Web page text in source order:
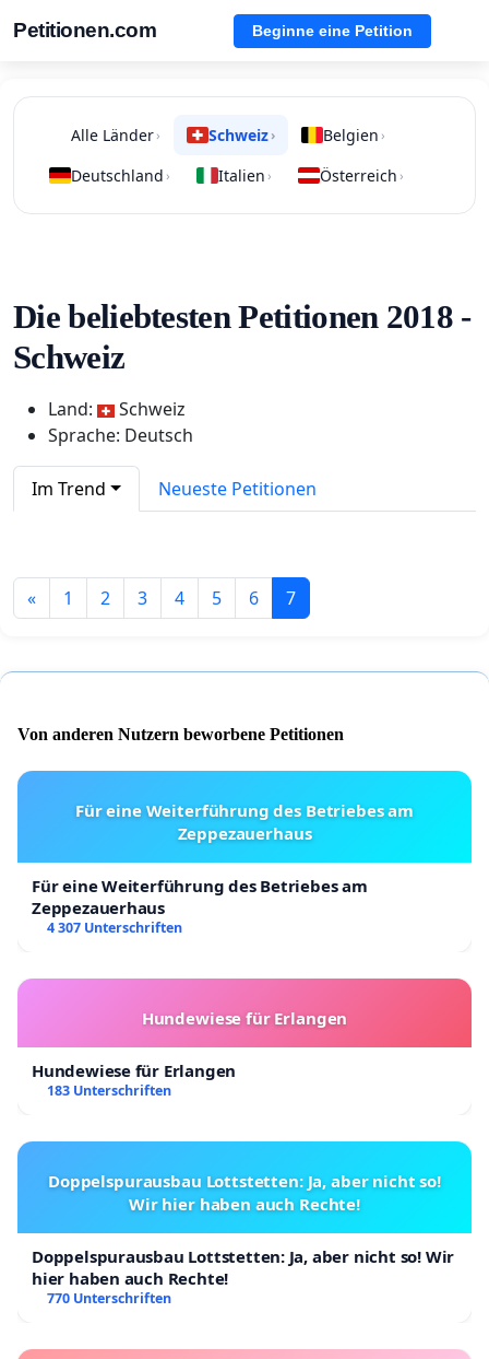
Petitionen.com Beginne eine Petition
Alle Länder› Schweiz› Belgien ›
Deutschland › Italien › Österreich ›
Die beliebtesten Petitionen 2018 -
Schweiz
Land:
Schweiz
Sprache: Deutsch
Im Trend Neueste Petitionen
« 1 2 3 4 5 6 7
Von anderen Nutzern beworbene Petitionen
Für eine Weiterführung des Betriebes am
Zeppezauerhaus
Für eine Weiterführung des Betriebes am
Zeppezauerhaus
4 307 Unterschriften
Hundewiese für Erlangen
Hundewiese für Erlangen
183 Unterschriften
Doppelspurausbau Lottstetten: Ja, aber nicht so!
Wir hier haben auch Rechte!
Doppelspurausbau Lottstetten: Ja, aber nicht so! Wir
hier haben auch Rechte!
770 Unterschriften